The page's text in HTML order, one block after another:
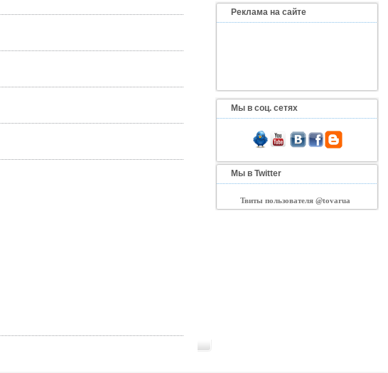
Реклама на сайте
Мы в соц. сетях
Мы в Twitter
Твиты пользователя @tovarua